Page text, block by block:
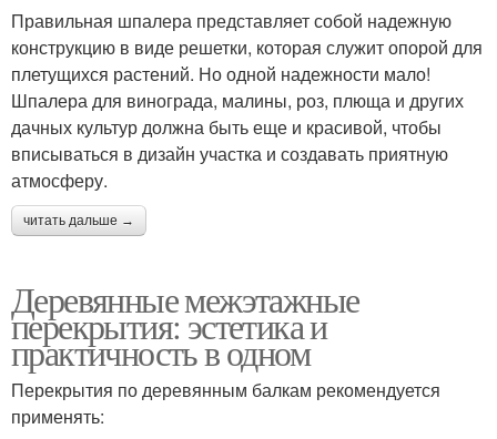
Правильная шпалера представляет собой надежную
конструкцию в виде решетки, которая служит опорой для
плетущихся растений. Но одной надежности мало!
Шпалера для винограда, малины, роз, плюща и других
дачных культур должна быть еще и красивой, чтобы
вписываться в дизайн участка и создавать приятную
атмосферу.
читать дальше →
Деревянные межэтажные
перекрытия: эстетика и
практичность в одном
Перекрытия по деревянным балкам рекомендуется
применять: